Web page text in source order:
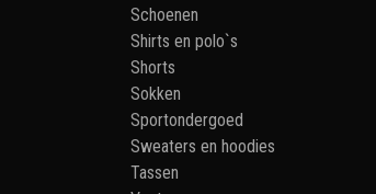
Schoenen
Shirts en polo`s
Shorts
Sokken
Sportondergoed
Sweaters en hoodies
Tassen